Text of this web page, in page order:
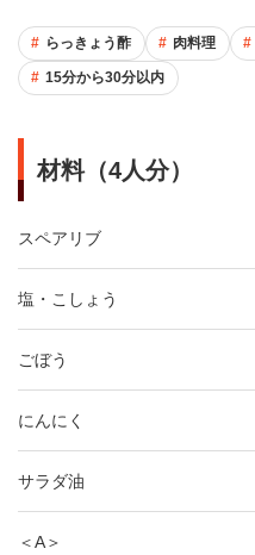
らっきょう酢 肉料理
15分から30分以内
材料（4人分）
スペアリブ
塩・こしょう
ごぼう
にんにく
サラダ油
＜A＞